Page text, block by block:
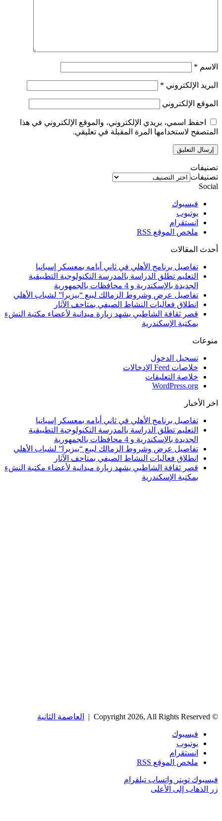
الاسم *
البريد الإلكتروني *
الموقع الإلكتروني
احفظ اسمي، بريدي الإلكتروني، والموقع الإلكتروني في هذا
المتصفح لاستخدامها المرة المقبلة في تعليقي.
تصنيفات
تصنيفات
Social
فيسبوك
يوتيوب
انستقرام
ملخص الموقع RSS
أحدث المقالات
تفاصيل برنامج الأهلي في ثاني أيامه بمعسكر إسبانيا
التعليم تطلق الدراسة بالمدرسة التكنولوجية التطبيقية
الجديدة بالإسكندرية و 4 محافظات بالجمهورية
تفاصيل عرض وشروط الزمالك لبيع “بيزيرا” لشباب الأهلي
انطلاق فعاليات النشاط الصيفي بمتاحف الآثار
قصر ثقافة الشاطبي يشهد زيارة ميدانية لأعضاء مكتبة النشء
بمكتبة الإسكندرية
منوعات
تسجيل الدخول
خلاصات Feed الإدخالات
خلاصة التعليقات
WordPress.org
اخر الأخبار
تفاصيل برنامج الأهلي في ثاني أيامه بمعسكر إسبانيا
التعليم تطلق الدراسة بالمدرسة التكنولوجية التطبيقية
الجديدة بالإسكندرية و 4 محافظات بالجمهورية
تفاصيل عرض وشروط الزمالك لبيع “بيزيرا” لشباب الأهلي
انطلاق فعاليات النشاط الصيفي بمتاحف الآثار
قصر ثقافة الشاطبي يشهد زيارة ميدانية لأعضاء مكتبة النشء
بمكتبة الإسكندرية
© Copyright 2026, All Rights Reserved | العاصمة الثانية
فيسبوك
يوتيوب
انستقرام
ملخص الموقع RSS
فيسبوك تويتر واتساب تيلقرام
زر الذهاب إلى الأعلى